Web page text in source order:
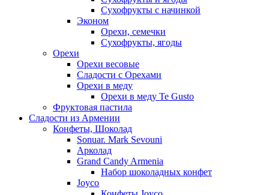
Сухофрукты с начинкой
Эконом
Орехи, семечки
Сухофрукты, ягоды
Орехи
Орехи весовые
Сладости с Орехами
Орехи в меду
Орехи в меду Te Gusto
Фруктовая пастила
Сладости из Армении
Конфеты, Шоколад
Sonuar. Mark Sevouni
Арколад
Grand Candy Armenia
Набор шоколадных конфет
Joyco